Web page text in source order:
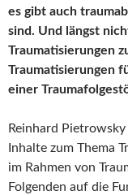
es gibt auch
sind. Und längst
Traumatisierungen
Traumatisierungen
einer
Reinhard
Inhalte zum Thema
im Rahmen von
Folgenden auf die